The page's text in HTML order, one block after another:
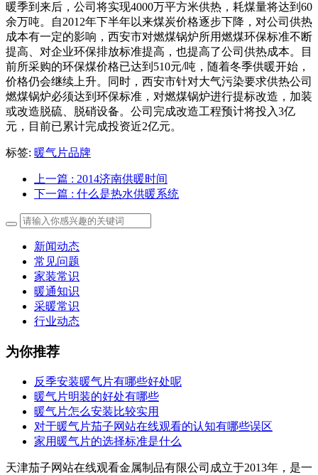
暖季到来后，公司将实现4000万平方米供热，耗煤量将达到60
余万吨。自2012年下半年以来煤炭价格逐步下降，对公司供热
成本有一定的影响，西安市对燃煤锅炉所用燃煤环保标准不断
提高、对企业环保排放标准提高，也提高了公司供热成本。目
前所采购的环保煤价格已达到510元/吨，随着冬季供暖开始，
价格仍会继续上升。同时，西安市针对大气污染要求供热公司
燃煤锅炉必须达到环保标准，对燃煤锅炉进行提标改造，加装
或改造脱硫、脱硝设备。公司完成改造工程预计将投入3亿
元，目前已累计完成投资近2亿元。
标签: 暖气片品牌
上一篇 : 2014济南供暖时间
下一篇 : 什么是热水供暖系统
新闻动态
常见问题
家装常识
暖通知识
采暖常识
行业动态
为你推荐
反季安装暖气片有哪些好处呢
暖气片明装的好处有哪些
暖气片怎么安装比较实用
对于暖气片茄子网站在线观看的认知有哪些误区
家用暖气片的选择标准是什么
天津茄子网站在线观看金属制品有限公司成立于2013年，是一